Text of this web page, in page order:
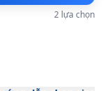
2 lựa chọn